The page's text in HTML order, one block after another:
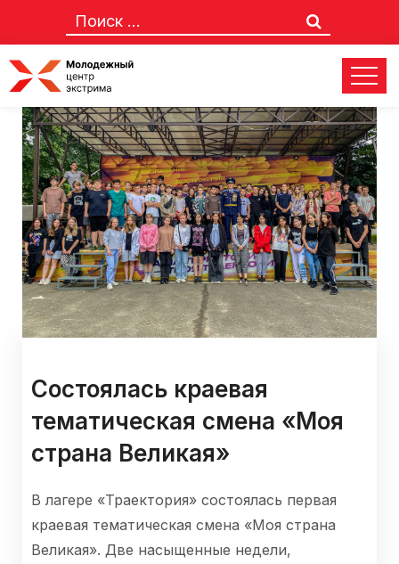
Состоялась краевая
тематическая смена «Моя
страна Великая»
В лагере «Траектория» состоялась первая
краевая тематическая смена «Моя страна
Великая». Две насыщенные недели,